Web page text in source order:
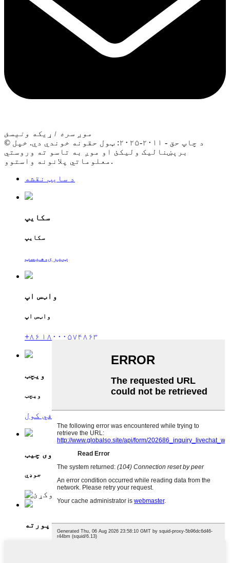
موږ سره اړیکه ونیسئ
© د چاپ حق - ۲۰۱۱-۲۰۲۵: ټول حقونه خوندي دي. خپل
برېښنالیک ولیکئ او موږ به تاسو ته وروستي
معلوماتي پلانونه واستوو.
د سایټ نقشه
سکایپ
سکایپ
ټیری.هیسټ
واټس اپ
واټس اپ
+۸۶ ۱۸۰۰۰۵۷۴۸۶۳
ویچټ
ویچټ
وی چیټ
جوډي
پورته